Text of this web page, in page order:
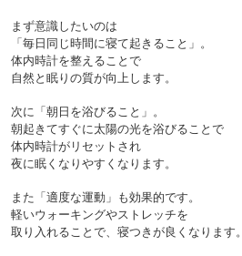
まず意識したいのは
「毎日同じ時間に寝て起きること」。
体内時計を整えることで
自然と眠りの質が向上します。
次に「朝日を浴びること」。
朝起きてすぐに太陽の光を浴びることで
体内時計がリセットされ
夜に眠くなりやすくなります。
また「適度な運動」も効果的です。
軽いウォーキングやストレッチを
取り入れることで、寝つきが良くなります。